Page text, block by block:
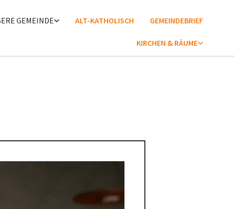
GEMEINDE ALT-KATHOLISCH GEMEINDEBRIEF
KIRCHEN & RÄUME